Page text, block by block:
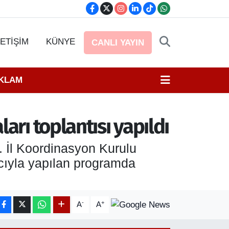
KÜNYE CANLI YAYIN
toplantısı yapıldı
İl Koordinasyon Kurulu
yapılan programda
A- A+